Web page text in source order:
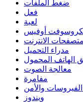
ضغط الملفات
فعل
لعبة
أوفيس
متصفحات الانترنت
مدراء التحميل
الهاتف المحمول
معالجة الصوت
مفامرة
والأمن
ويندوز